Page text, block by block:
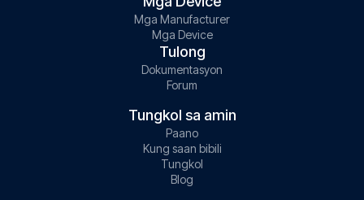
Mga Manufacturer
Mga Device
Tulong
Dokumentasyon
Forum
Tungkol sa amin
Paano
Kung saan bibili
Tungkol
Blog